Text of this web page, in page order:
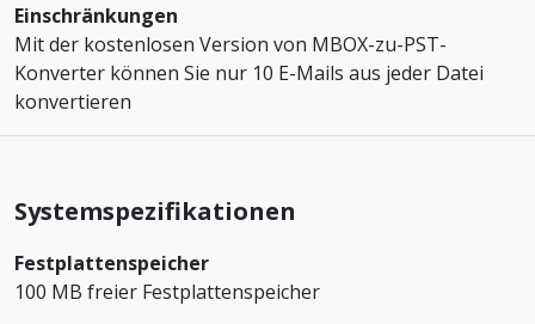
Einschränkungen
Mit der kostenlosen Version von MBOX-zu-PST-
Konverter können Sie nur 10 E-Mails aus jeder Datei
konvertieren
Systemspezifikationen
Festplattenspeicher
100 MB freier Festplattenspeicher